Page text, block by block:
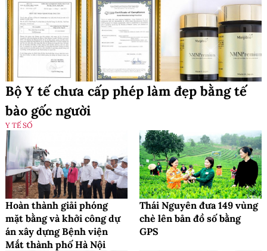
Bộ Y tế chưa cấp phép làm đẹp bằng tế
bào gốc người
Y TẾ SỐ
Hoàn thành giải phóng
mặt bằng và khởi công dự
án xây dựng Bệnh viện
Mắt thành phố Hà Nội
Thái Nguyên đưa 149 vùng
chè lên bản đồ số bằng
GPS